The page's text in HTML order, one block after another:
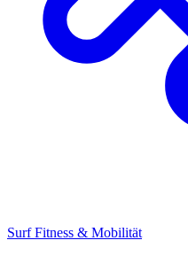
Surf Fitness & Mobilität